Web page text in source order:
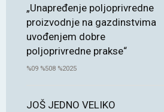
„Unapređenje poljoprivredne
proizvodnje na gazdinstvima
uvođenjem dobre
poljoprivredne prakse“
%09 %508 %2025
JOŠ JEDNO VELIKO